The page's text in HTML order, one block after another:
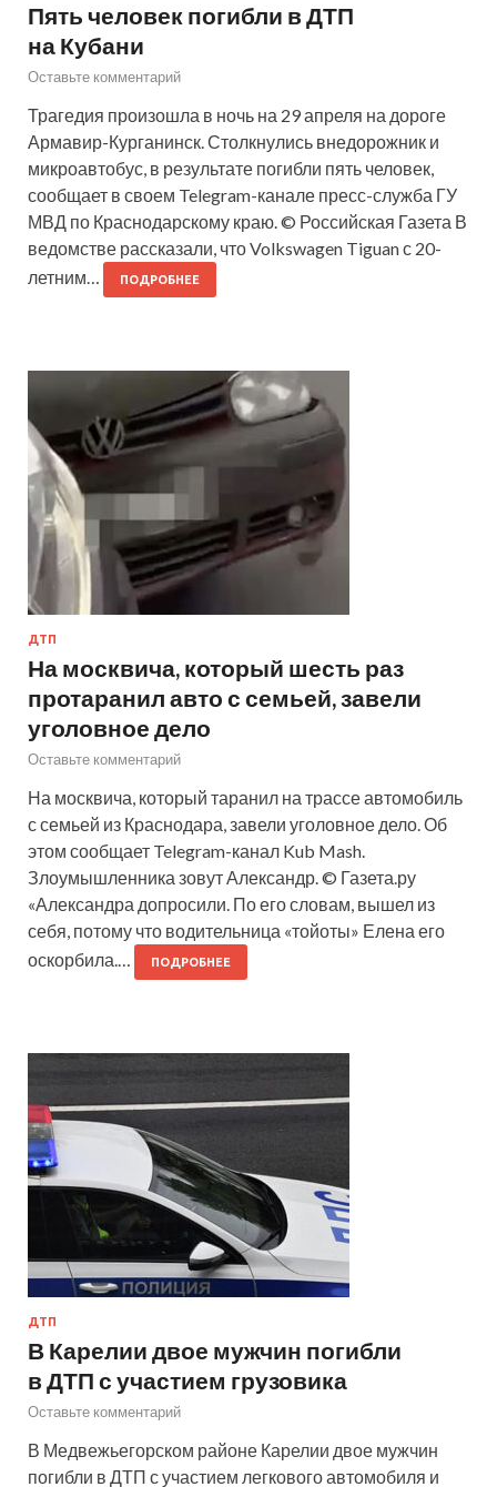
Пять человек погибли в ДТП
на Кубани
Оставьте комментарий
Трагедия произошла в ночь на 29 апреля на дороге
Армавир-Курганинск. Столкнулись внедорожник и
микроавтобус, в результате погибли пять человек,
сообщает в своем Telegram-канале пресс-служба ГУ
МВД по Краснодарскому краю. © Российская Газета В
ведомстве рассказали, что Volkswagen Tiguan с 20-
летним…
ПОДРОБНЕЕ
ДТП
На москвича, который шесть раз
протаранил авто с семьей, завели
уголовное дело
Оставьте комментарий
На москвича, который таранил на трассе автомобиль
с семьей из Краснодара, завели уголовное дело. Об
этом сообщает Telegram-канал Kub Mash.
Злоумышленника зовут Александр. © Газета.ру
«Александра допросили. По его словам, вышел из
себя, потому что водительница «тойоты» Елена его
оскорбила.…
ПОДРОБНЕЕ
ДТП
В Карелии двое мужчин погибли
в ДТП с участием грузовика
Оставьте комментарий
В Медвежьегорском районе Карелии двое мужчин
погибли в ДТП с участием легкового автомобиля и